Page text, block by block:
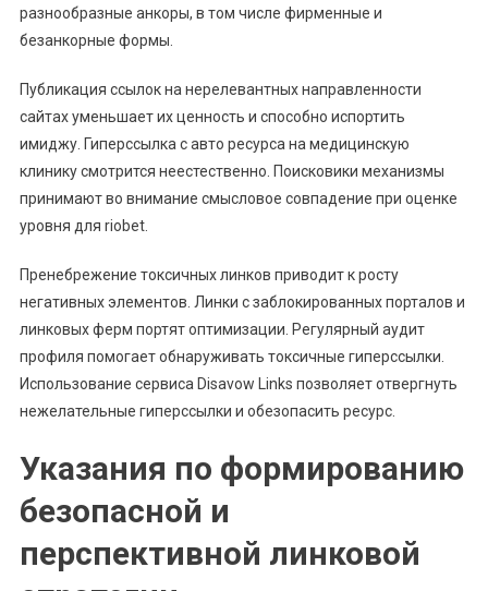
разнообразные анкоры, в том числе фирменные и
безанкорные формы.
Публикация ссылок на нерелевантных направленности
сайтах уменьшает их ценность и способно испортить
имиджу. Гиперссылка с авто ресурса на медицинскую
клинику смотрится неестественно. Поисковики механизмы
принимают во внимание смысловое совпадение при оценке
уровня для riobet.
Пренебрежение токсичных линков приводит к росту
негативных элементов. Линки с заблокированных порталов и
линковых ферм портят оптимизации. Регулярный аудит
профиля помогает обнаруживать токсичные гиперссылки.
Использование сервиса Disavow Links позволяет отвергнуть
нежелательные гиперссылки и обезопасить ресурс.
Указания по формированию
безопасной и
перспективной линковой